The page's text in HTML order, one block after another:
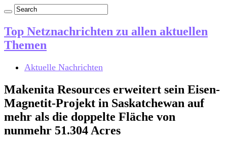
Top Netznachrichten zu allen aktuellen
Themen
Aktuelle Nachrichten
Makenita Resources erweitert sein Eisen-
Magnetit-Projekt in Saskatchewan auf
mehr als die doppelte Fläche von
nunmehr 51.304 Acres